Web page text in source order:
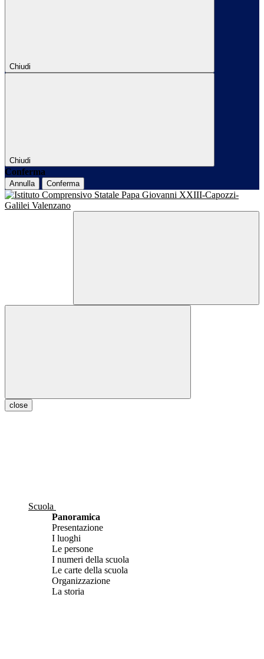
Chiudi
Chiudi
Conferma
Annulla Conferma
close
Scuola
Panoramica
Presentazione
I luoghi
Le persone
I numeri della scuola
Le carte della scuola
Organizzazione
La storia